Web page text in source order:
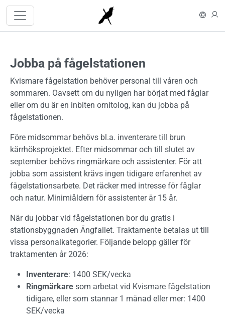
Hoppa till huvudinnehåll
In
Jobba på fågelstationen
Kvismare fågelstation behöver personal till våren och
sommaren. Oavsett om du nyligen har börjat med fåglar
eller om du är en inbiten ornitolog, kan du jobba på
fågelstationen.
Före midsommar behövs bl.a. inventerare till brun
kärrhöksprojektet. Efter midsommar och till slutet av
september behövs ringmärkare och assistenter. För att
jobba som assistent krävs ingen tidigare erfarenhet av
fågelstationsarbete. Det räcker med intresse för fåglar
och natur. Minimiåldern för assistenter är 15 år.
När du jobbar vid fågelstationen bor du gratis i
stationsbyggnaden Ängfallet. Traktamente betalas ut till
vissa personalkategorier. Följande belopp gäller för
traktamenten år 2026:
Inventerare: 1400 SEK/vecka
Ringmärkare som arbetat vid Kvismare fågelstation
tidigare, eller som stannar 1 månad eller mer: 1400
SEK/vecka